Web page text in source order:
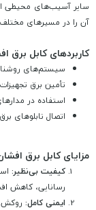
سایر آسیب‌های محیطی
آن را در مسیرهای
کاربردهای کابل برق افشان 2 در 4 راد
سیستم‌های
تأمین برق
استفاده در
اتصال تابلوهای
مزایای کابل برق افشان 2 در 4 راد افشان
کیفیت بی‌نظیر:
رسانایی، کاهش
ایمنی کامل: